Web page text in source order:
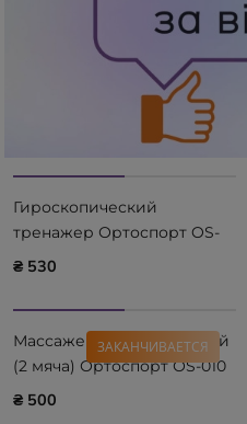
Гироскопический
тренажер Ортоспорт OS-
043 Ortosport
₴ 530
ЗАКАНЧИВАЕТСЯ
Массажер универсальный
(2 мяча) Ортоспорт ОS-010
Ortosport
₴ 500